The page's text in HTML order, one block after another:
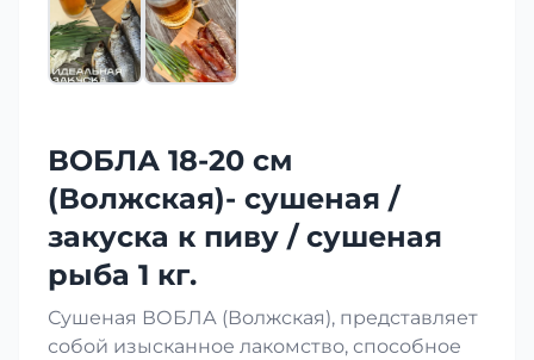
ВОБЛА 18-20 см
(Волжская)- сушеная /
закуска к пиву / сушеная
рыба 1 кг.
Сушеная ВОБЛА (Волжская), представляет
собой изысканное лакомство, способное